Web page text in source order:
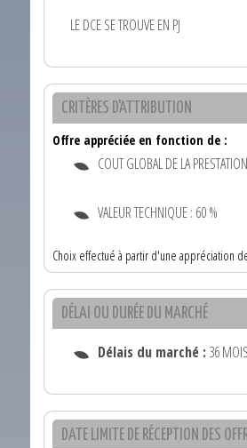
LE DCE SE TROUVE EN PJ
CRITÈRES D'ATTRIBUTION
Offre appréciée en fonction de :
COUT GLOBAL DE LA
VALEUR TECHNIQUE : 60 %
Choix effectué à partir d'une appréciation
DÉLAI OU DURÉE DU MARCHÉ
Délais du marché : 36
DATE LIMITE DE RÉCEPTION DES